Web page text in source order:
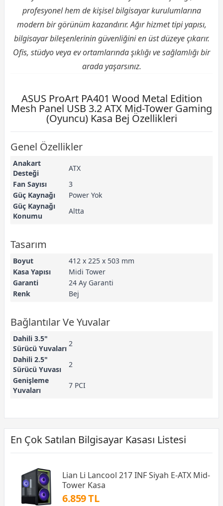
profesyonel hem de kişisel bilgisayar kurulumlarına
modern bir görünüm kazandırır. Ağır hizmet tipi yapısı,
bilgisayar bileşenlerinin güvenliğini en üst düzeye çıkarır.
Ofis, stüdyo veya ev ortamlarında şıklığı ve sağlamlığı bir
arada yaşarsınız.
ASUS ProArt PA401 Wood Metal Edition
Mesh Panel USB 3.2 ATX Mid-Tower Gaming
(Oyuncu) Kasa Bej Özellikleri
Genel Özellikler
Anakart
Desteği
ATX
Fan Sayısı
3
Güç Kaynağı
Power Yok
Güç Kaynağı
Konumu
Altta
Tasarım
Boyut
412 x 225 x 503 mm
Kasa Yapısı
Midi Tower
Garanti
24 Ay Garanti
Renk
Bej
Bağlantılar Ve Yuvalar
Dahili 3.5"
Sürücü Yuvaları
2
Dahili 2.5"
Sürücü Yuvası
2
Genişleme
Yuvaları
7 PCI
En Çok Satılan Bilgisayar Kasası Listesi
Lian Li Lancool 217 INF Siyah E-ATX Mid-
Tower Kasa
6.859 TL